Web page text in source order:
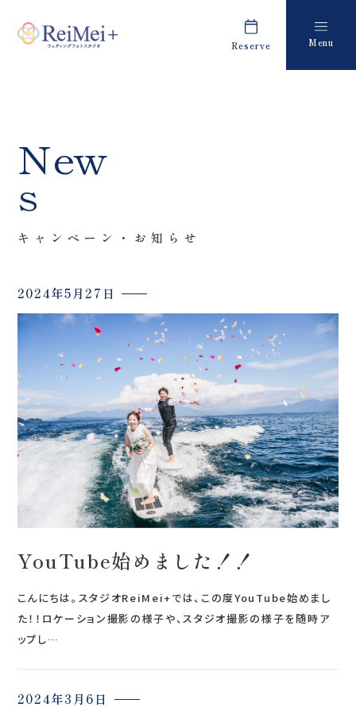
Reserve Menu
〒963-8041
福島県郡山市富田町権現林9−１
来店のご予約
お問い合わせ
Costume
衣装
About us
フォトレタッチ
Studio Blog
ブログ
会社案内
プライバシーポリシー
New
s
キャンペーン・お知らせ
2024年5月27日
YouTube始めました！！
こんにちは。スタジオReiMei+では、この度YouTube始めまし
た！！ロケーション撮影の様子や、スタジオ撮影の様子を随時ア
ップし…
2024年3月6日